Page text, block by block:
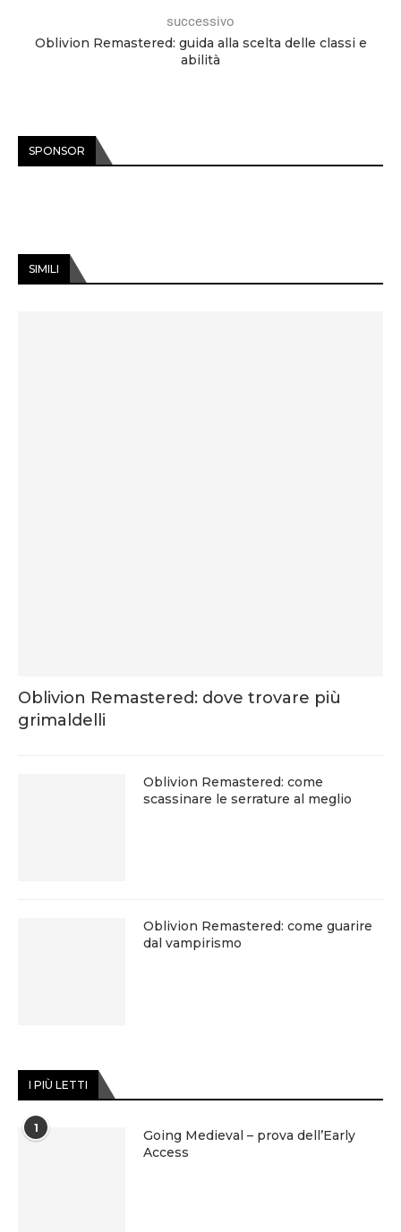
successivo
Oblivion Remastered: guida alla scelta delle classi e
abilità
SPONSOR
SIMILI
Oblivion Remastered: dove trovare più
grimaldelli
Oblivion Remastered: come
scassinare le serrature al meglio
Oblivion Remastered: come guarire
dal vampirismo
I PIÙ LETTI
1
Going Medieval – prova dell’Early
Access